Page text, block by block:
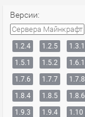
Версии:
Сервера Майнкрафт
1.2.4
1.2.5 1.3.1
1.5.1
1.5.2 1.6.1
1.7.6
1.7.7 1.7.8
1.8.4
1.8.5 1.8.6
1.9.3
1.9.4 1.10